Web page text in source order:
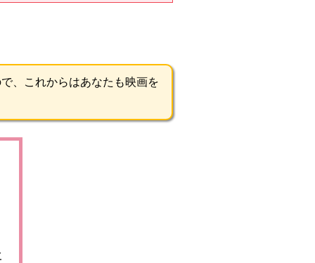
、これからはあなたも映画を